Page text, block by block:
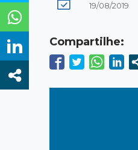
19/08/2019
Compartilhe: